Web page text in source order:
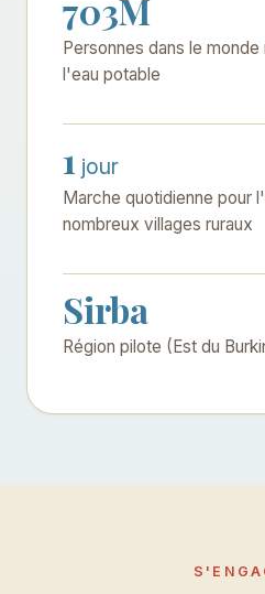
703M
Personnes dans le
l'eau potable
1 jour
Marche quotidienne pour
nombreux villages ruraux
Sirba
Région pilote (Est du